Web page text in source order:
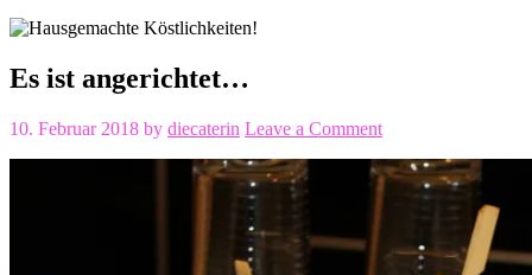
Es ist angerichtet…
10. Februar 2018 by diecaterin Leave a Comment